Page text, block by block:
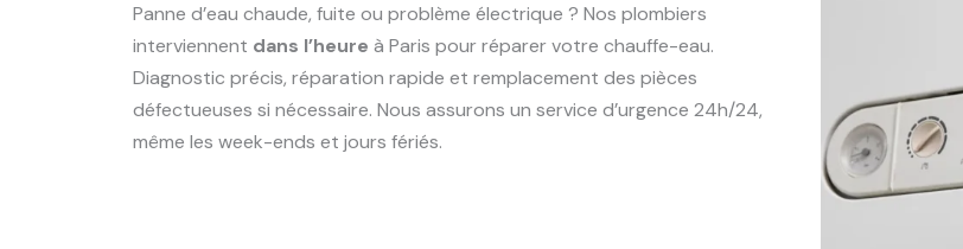
Panne d’eau chaude, fuite ou problème électrique ? Nos plombiers
interviennent dans l’heure à Paris pour réparer votre chauffe-eau.
Diagnostic précis, réparation rapide et remplacement des pièces
défectueuses si nécessaire. Nous assurons un service d’urgence 24h/24,
même les week-ends et jours fériés.